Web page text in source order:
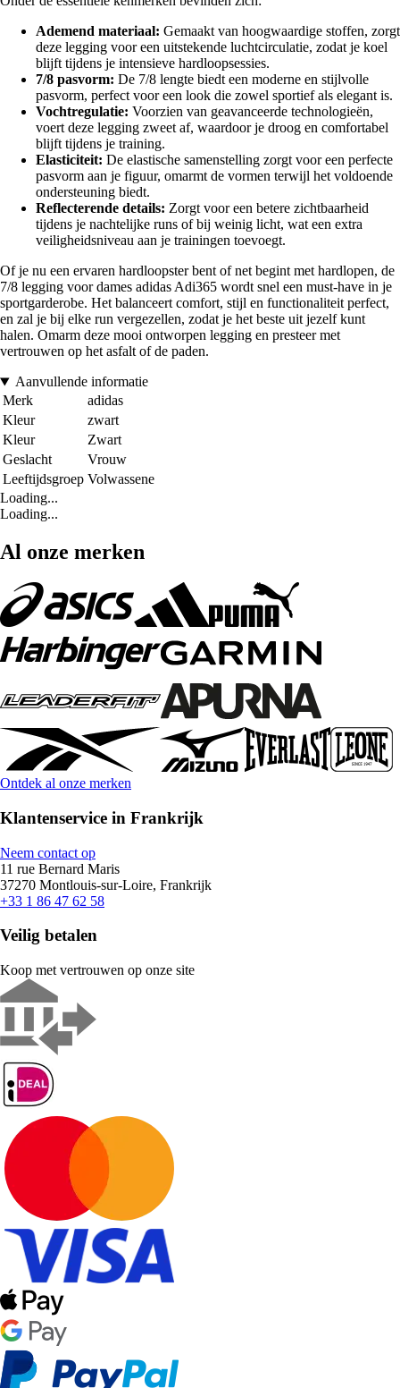
Ademend materiaal: Gemaakt van hoogwaardige stoffen, zorgt
deze legging voor een uitstekende luchtcirculatie, zodat je koel
blijft tijdens je intensieve hardloopsessies.
7/8 pasvorm: De 7/8 lengte biedt een moderne en stijlvolle
pasvorm, perfect voor een look die zowel sportief als elegant is.
Vochtregulatie: Voorzien van geavanceerde technologieën,
voert deze legging zweet af, waardoor je droog en comfortabel
blijft tijdens je training.
Elasticiteit: De elastische samenstelling zorgt voor een perfecte
pasvorm aan je figuur, omarmt de vormen terwijl het voldoende
ondersteuning biedt.
Reflecterende details: Zorgt voor een betere zichtbaarheid
tijdens je nachtelijke runs of bij weinig licht, wat een extra
veiligheidsniveau aan je trainingen toevoegt.
Of je nu een ervaren hardloopster bent of net begint met hardlopen, de
7/8 legging voor dames adidas Adi365 wordt snel een must-have in je
sportgarderobe. Het balanceert comfort, stijl en functionaliteit perfect,
en zal je bij elke run vergezellen, zodat je het beste uit jezelf kunt
halen. Omarm deze mooi ontworpen legging en presteer met
vertrouwen op het asfalt of de paden.
Aanvullende informatie
Merk
adidas
Kleur
zwart
Kleur
Zwart
Geslacht
Vrouw
Leeftijdsgroep Volwassene
Loading...
Loading...
Al onze merken
Ontdek al onze merken
Klantenservice in Frankrijk
Neem contact op
11 rue Bernard Maris
37270 Montlouis-sur-Loire, Frankrijk
+33 1 86 47 62 58
Veilig betalen
Koop met vertrouwen op onze site